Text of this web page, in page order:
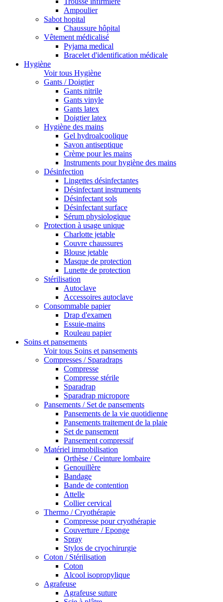
Ampoulier
Sabot hopital
Chaussure hôpital
Vêtement médicalisé
Pyjama medical
Bracelet d'identification médicale
Hygiène
Voir tous Hygiène
Gants / Doigtier
Gants nitrile
Gants vinyle
Gants latex
Doigtier latex
Hygiène des mains
Gel hydroalcoolique
Savon antiseptique
Crème pour les mains
Instruments pour hygiène des mains
Désinfection
Lingettes désinfectantes
Désinfectant instruments
Désinfectant sols
Désinfectant surface
Sérum physiologique
Protection à usage unique
Charlotte jetable
Couvre chaussures
Blouse jetable
Masque de protection
Lunette de protection
Stérilisation
Autoclave
Accessoires autoclave
Consommable papier
Drap d'examen
Essuie-mains
Rouleau papier
Soins et pansements
Voir tous Soins et pansements
Compresses / Sparadraps
Compresse
Compresse stérile
Sparadrap
Sparadrap micropore
Pansements / Set de pansements
Pansements de la vie quotidienne
Pansements traitement de la plaie
Set de pansement
Pansement compressif
Matériel immobilisation
Orthèse / Ceinture lombaire
Genouillère
Bandage
Bande de contention
Attelle
Collier cervical
Thermo / Cryothérapie
Compresse pour cryothérapie
Couverture / Eponge
Spray
Stylos de cryochirurgie
Coton / Stérilisation
Coton
Alcool isopropylique
Agrafeuse
Agrafeuse suture